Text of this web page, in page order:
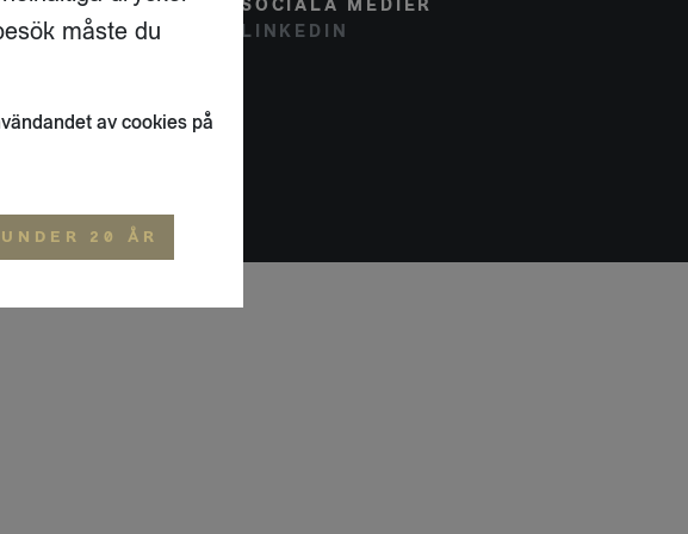
SOCIALA MEDIER
LINKEDIN
måste du
av cookies på
20 ÅR